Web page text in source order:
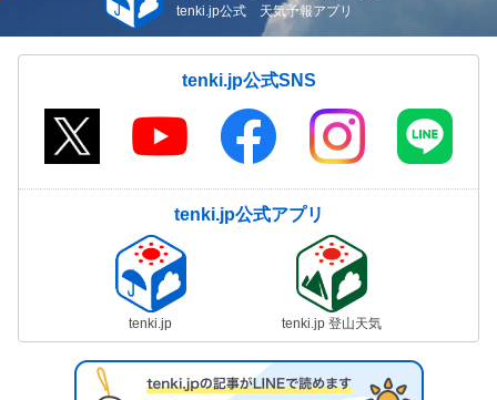
tenki.jp公式 天気予報アプリ
tenki.jp公式SNS
tenki.jp公式アプリ
tenki.jp tenki.jp 登山天気